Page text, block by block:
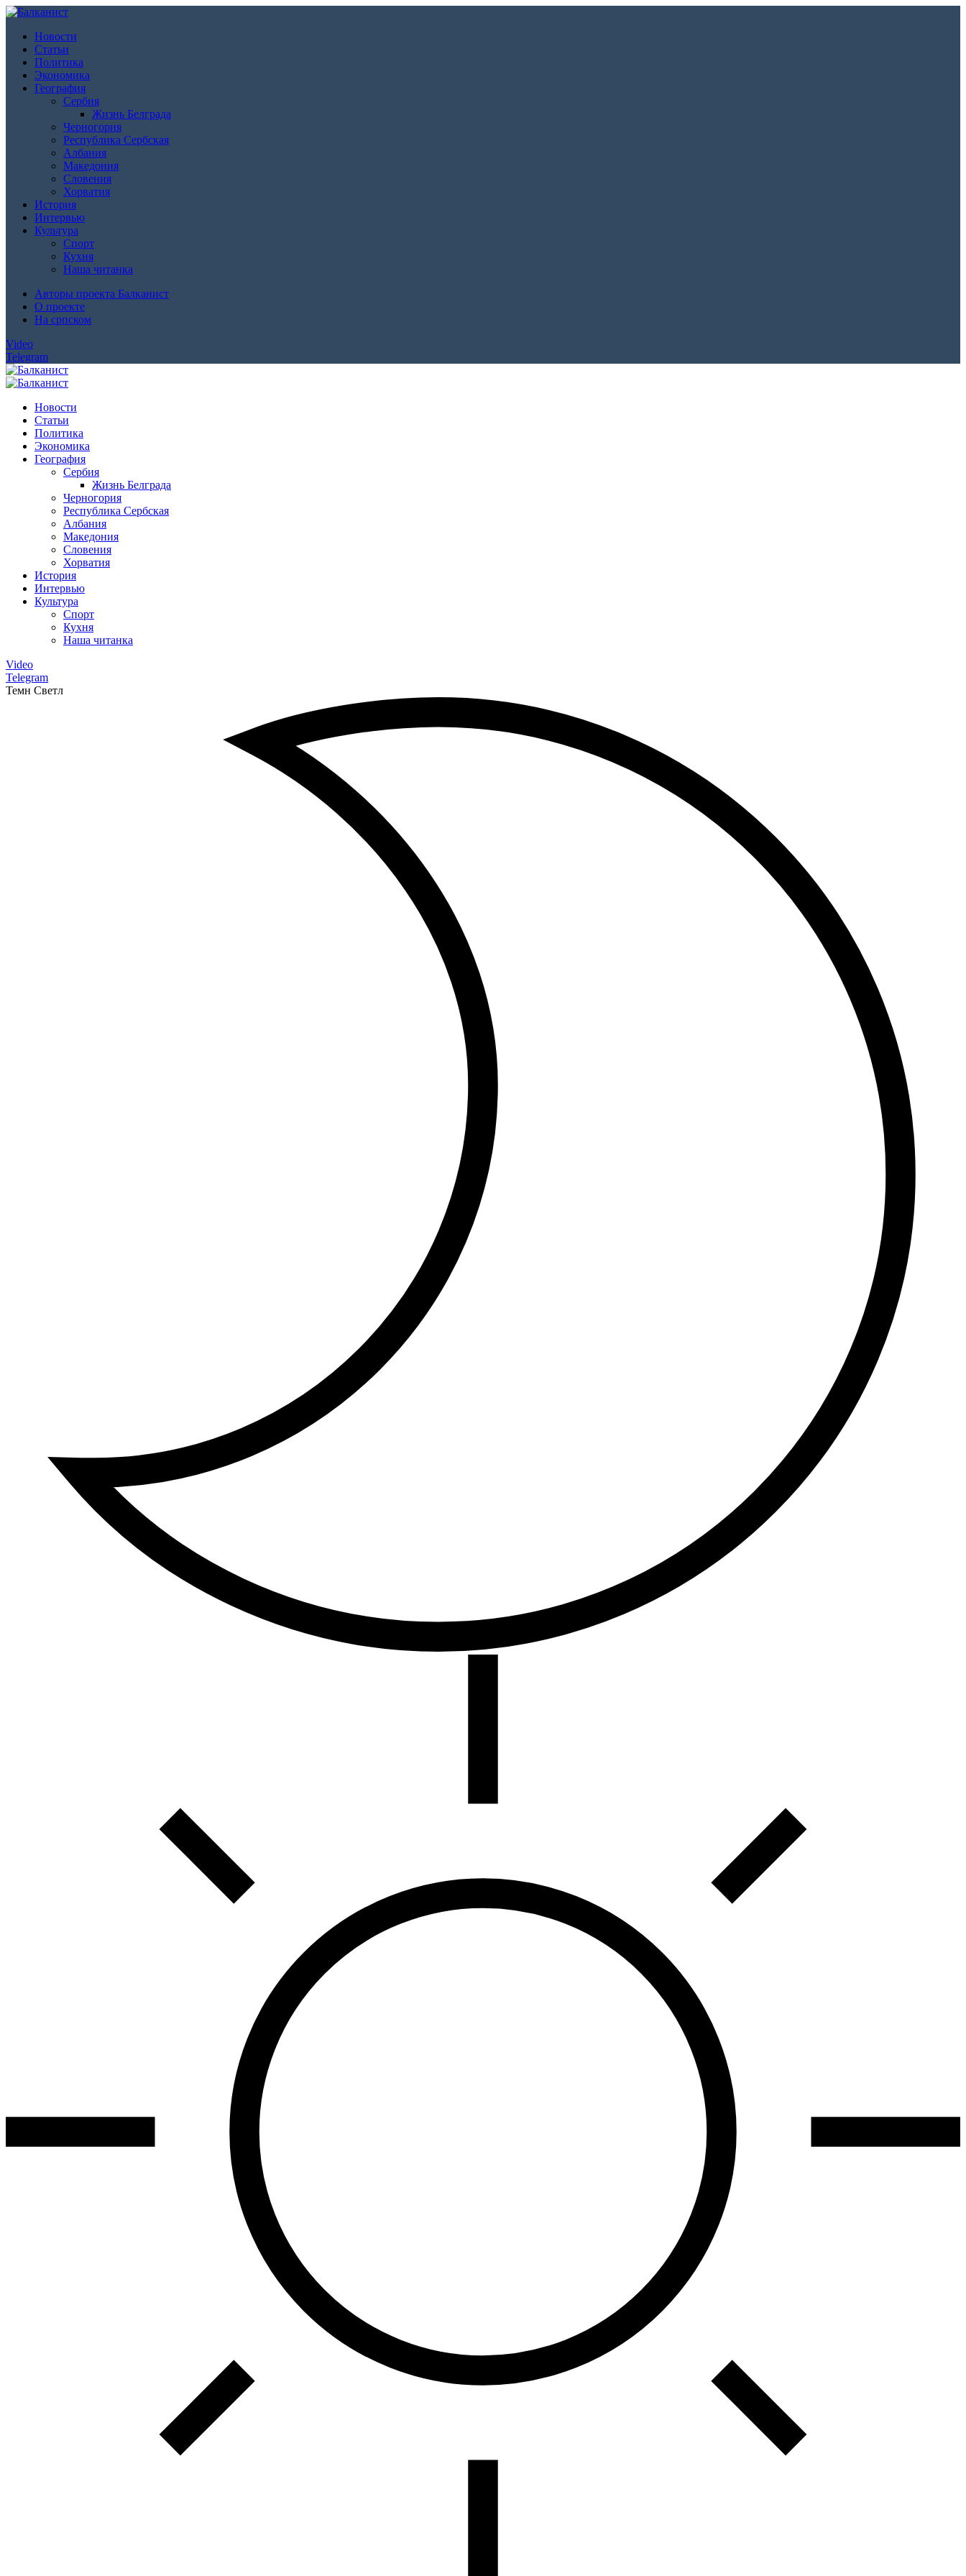
Новости
Статьи
Политика
Экономика
География
Сербия
Жизнь Белграда
Черногория
Республика Сербская
Албания
Македония
Словения
Хорватия
История
Интервью
Культура
Спорт
Кухня
Наша читанка
Авторы проекта Балканист
О проекте
На српском
Video
Telegram
Новости
Статьи
Политика
Экономика
География
Сербия
Жизнь Белграда
Черногория
Республика Сербская
Албания
Македония
Словения
Хорватия
История
Интервью
Культура
Спорт
Кухня
Наша читанка
Video
Telegram
Темн Светл